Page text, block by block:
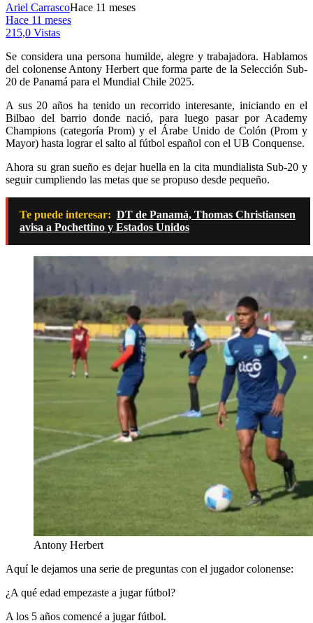
Ariel CarrascoHace 11 meses
Hace 11 meses
215,0 Vistas
Se considera una persona humilde, alegre y trabajadora. Hablamos
del colonense Antony Herbert que forma parte de la Selección Sub-
20 de Panamá para el Mundial Chile 2025.
A sus 20 años ha tenido un recorrido interesante, iniciando en el
Bilbao del barrio donde nació, para luego pasar por Academy
Champions (categoría Prom) y el Árabe Unido de Colón (Prom y
Mayor) hasta lograr el salto al fútbol español con el UB Conquense.
Ahora su gran sueño es dejar huella en la cita mundialista Sub-20 y
seguir cumpliendo las metas que se propuso desde pequeño.
Te puede interesar: DT de Panamá, Thomas Christiansen
avisa a Pochettino y Estados Unidos
Antony Herbert
Aquí le dejamos una serie de preguntas con el jugador colonense:
¿A qué edad empezaste a jugar fútbol?
A los 5 años comencé a jugar fútbol.